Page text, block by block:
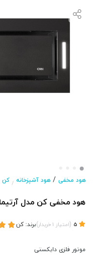
هود مخفی / هود آشپزخانه / کن
هود مخفی کن مدل آرتیما 15
(امتیاز 1خریدار)برند:کن
موتور فلزی دایکستی